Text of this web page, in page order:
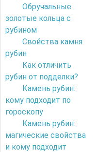
Обручальные
золотые кольца с
рубином
Свойства камня
рубин
Как отличить
рубин от подделки?
Камень рубин:
кому подходит по
гороскопу
Камень рубин:
магические свойства
и кому подходит